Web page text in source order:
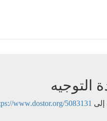
التوجيه
إلى www.dostor.org/5083131